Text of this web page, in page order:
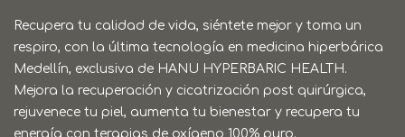
Recupera tu calidad de vida, siéntete mejor y toma un
respiro, con la última tecnología en medicina hiperbárica
Medellín, exclusiva de HANU HYPERBARIC HEALTH.
Mejora la recuperación y cicatrización post quirúrgica,
rejuvenece tu piel, aumenta tu bienestar y recupera tu
energía con terapias de oxígeno 100% puro.